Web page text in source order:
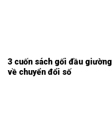
3 cuốn sách gối đầu
về chuyển đổi số